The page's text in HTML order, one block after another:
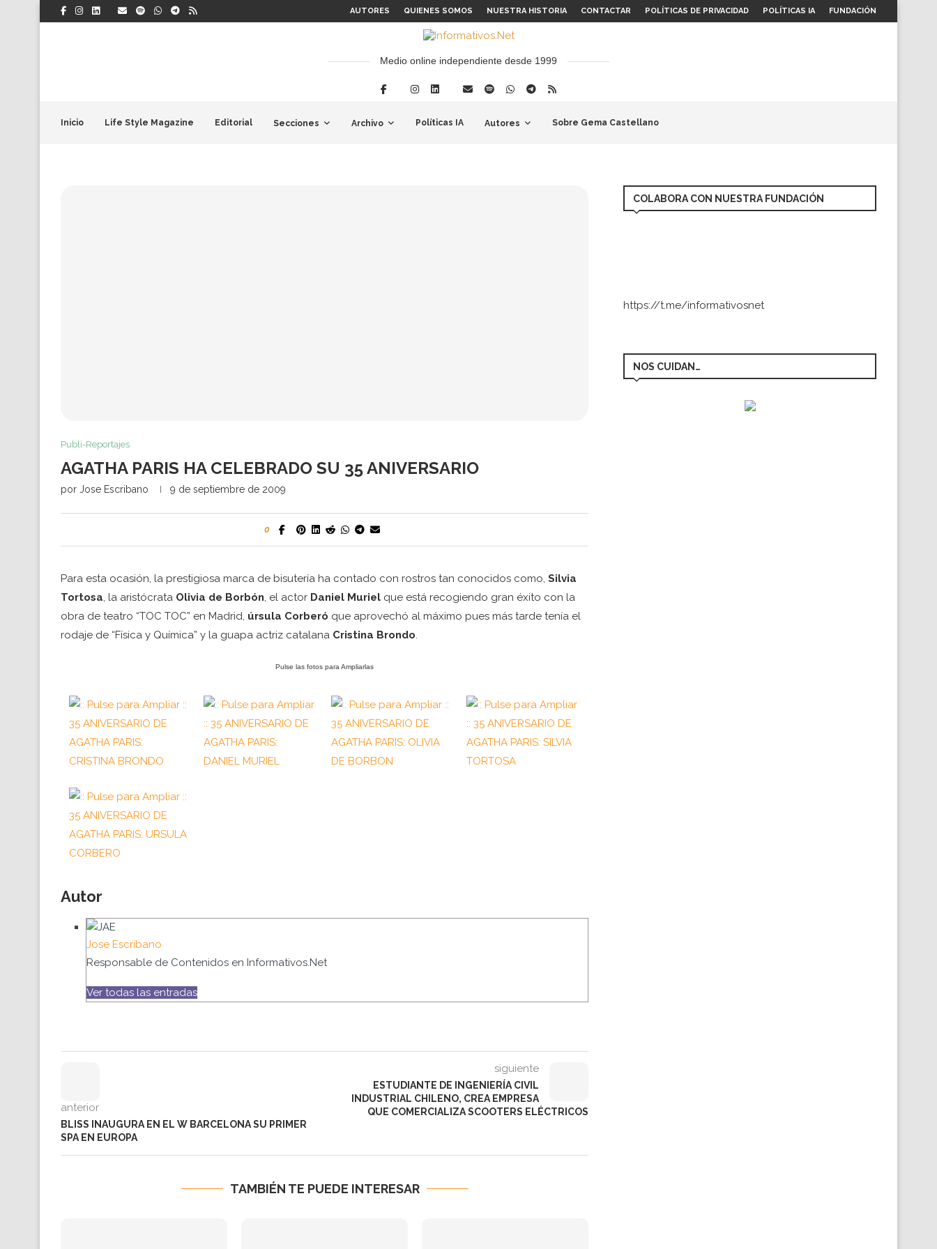
AUTORES QUIENES SOMOS NUESTRA HISTORIA CONTACTAR POLÍTICAS DE PRIVACIDAD POLÍTICAS IA FUNDACIÓN
Medio online independiente desde 1999
Inicio Life Style Magazine Editorial Secciones Archivo Políticas IA Autores Sobre Gema Castellano
Publi-Reportajes
AGATHA PARIS HA CELEBRADO SU 35 ANIVERSARIO
por Jose Escribano 9 de septiembre de 2009
0
Para esta ocasión, la prestigiosa marca de bisutería ha contado con rostros tan conocidos como, Silvia
Tortosa, la aristócrata Olivia de Borbón, el actor Daniel Muriel que está recogiendo gran éxito con la
obra de teatro “TOC TOC” en Madrid, úrsula Corberó que aprovechó al máximo pues más tarde tenía el
rodaje de “Física y Química” y la guapa actriz catalana Cristina Brondo.
Pulse las fotos para Ampliarlas
Autor
Jose Escribano
Responsable de Contenidos en Informativos.Net
Ver todas las entradas
anterior
BLISS INAUGURA EN EL W BARCELONA SU PRIMER
SPA EN EUROPA
siguiente
ESTUDIANTE DE INGENIERÍA CIVIL
INDUSTRIAL CHILENO, CREA EMPRESA
QUE COMERCIALIZA SCOOTERS ELÉCTRICOS
TAMBIÉN TE PUEDE INTERESAR
COLABORA CON NUESTRA FUNDACIÓN
https://t.me/informativosnet
NOS CUIDAN…